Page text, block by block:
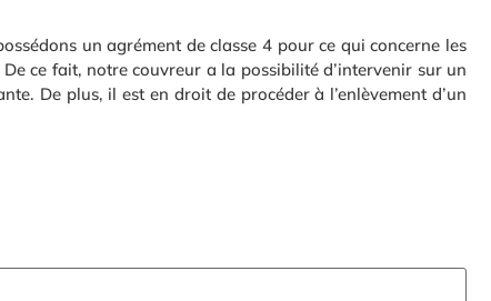
un agrément de classe 4 pour ce qui concerne les
ce fait, notre couvreur a la possibilité d’intervenir sur un
De plus, il est en droit de procéder à l’enlèvement d’un